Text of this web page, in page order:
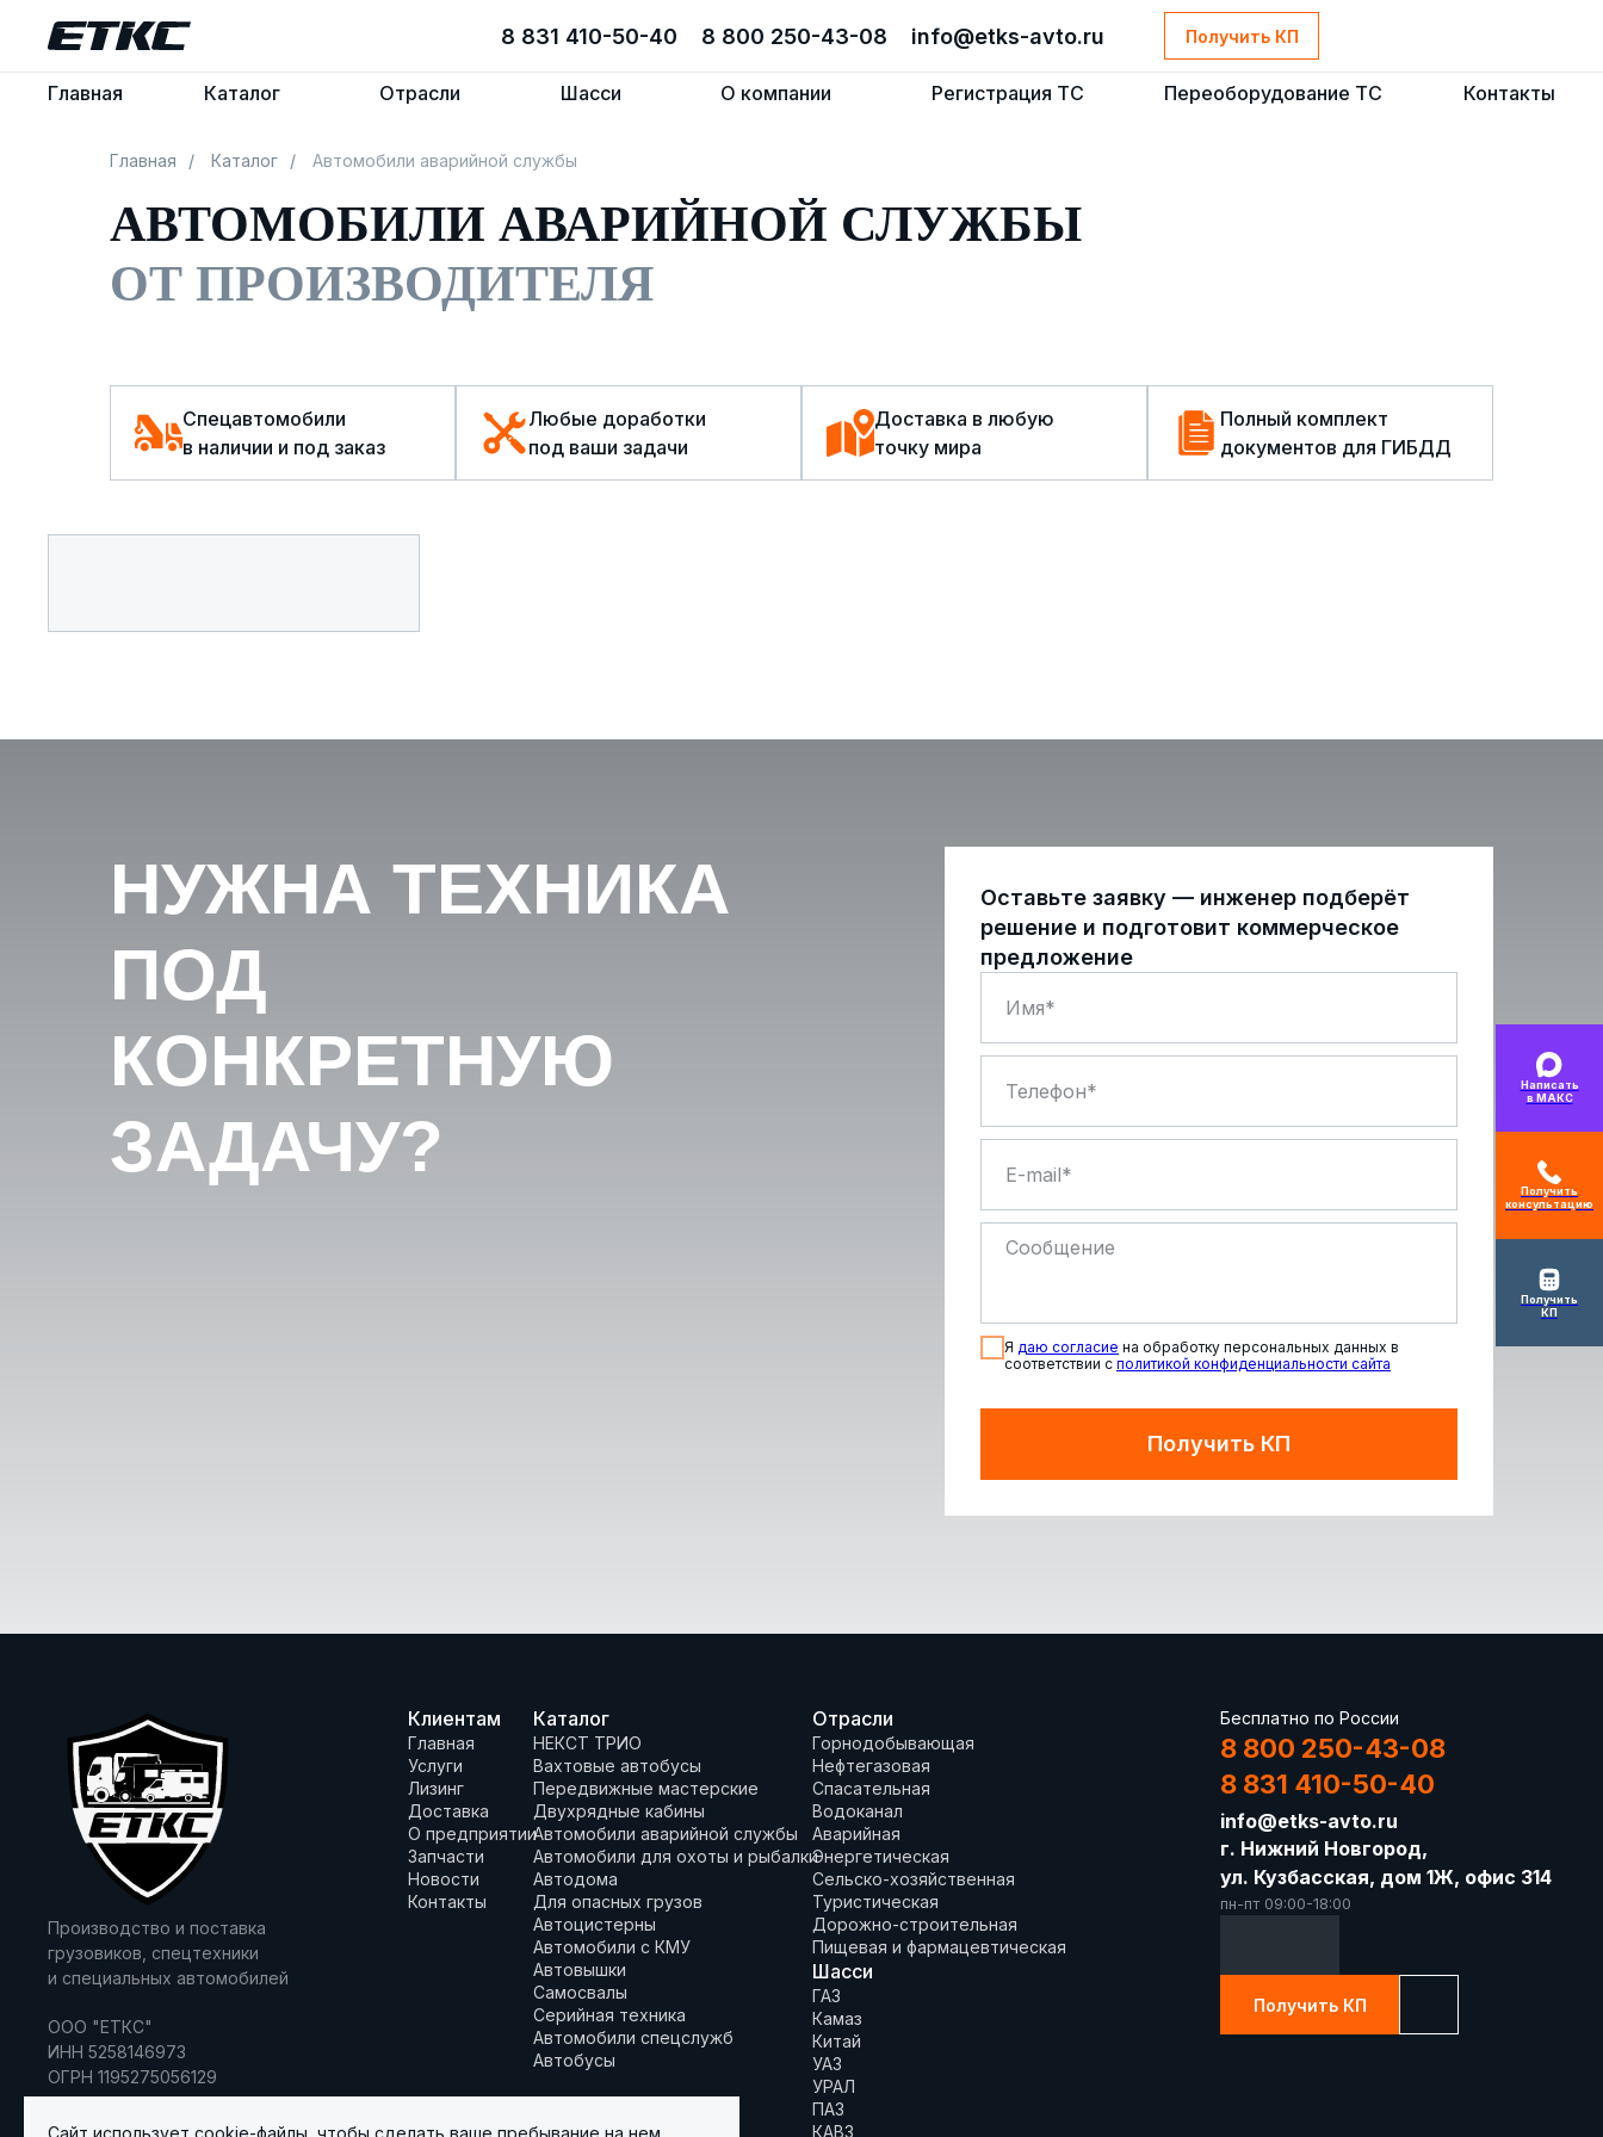
8 831 410-50-40 8 800 250-43-08 info@etks-avto.ru Получить КП
Главная Каталог Отрасли Шасси О компании Регистрация ТС Переоборудование ТС Контакты
8 831 410-50-40 8 800 250-43-08 info@etks-avto.ru Получить КП
Главная Каталог Отрасли Шасси О компании Регистрация ТС Переоборудование ТС Контакты
Главная / Каталог / Автомобили аварийной службы
АВТОМОБИЛИ АВАРИЙНОЙ СЛУЖБЫ
ОТ ПРОИЗВОДИТЕЛЯ
Спецавтомобили
в наличии и под заказ
Любые доработки
под ваши задачи
Доставка в любую
точку мира
Полный комплект
документов для ГИБДД
НУЖНА ТЕХНИКА
ПОД
КОНКРЕТНУЮ
ЗАДАЧУ?
Оставьте заявку — инженер подберёт
решение и подготовит коммерческое
предложение
Я даю согласие на обработку персональных данных в
соответствии с политикой конфиденциальности сайта
Получить КП
Производство и поставка
грузовиков, спецтехники
и специальных автомобилей
ООО "ЕТКС"
ИНН 5258146973
ОГРН 1195275056129
Клиентам
Главная
Услуги
Лизинг
Доставка
О предприятии
Запчасти
Новости
Контакты
Каталог
НЕКСТ ТРИО
Вахтовые автобусы
Передвижные мастерские
Двухрядные кабины
Автомобили аварийной службы
Автомобили для охоты и рыбалки
Автодома
Для опасных грузов
Автоцистерны
Автомобили с КМУ
Автовышки
Самосвалы
Серийная техника
Автомобили спецслужб
Автобусы
Отрасли
Горнодобывающая
Нефтегазовая
Спасательная
Водоканал
Аварийная
Энергетическая
Сельско-хозяйственная
Туристическая
Дорожно-строительная
Пищевая и фармацевтическая
Шасси
ГАЗ
Камаз
Китай
УАЗ
УРАЛ
ПАЗ
КАВЗ
Бесплатно по России
8 800 250-43-08
8 831 410-50-40
info@etks-avto.ru
г. Нижний Новгород,
ул. Кузбасская, дом 1Ж, офис 314
пн-пт 09:00-18:00
Получить КП
Сайт использует cookie-файлы, чтобы сделать ваше пребывание на нем
Написать
в МАКС
Получить
консультацию
Получить
КП